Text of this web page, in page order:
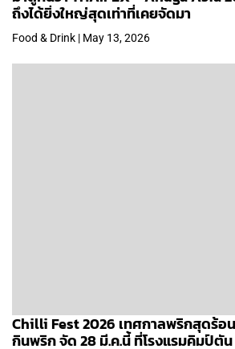
ถึงได้ยิ่งใหญ่สุดเท่าที่เคยจัดมา
Food & Drink | May 13, 2026
Chilli Fest 2026 เทศกาลพริกสุดร้อ
กินพริก จัด 28 มี.ค.นี้ ที่โรงแรมคิมป์ตั